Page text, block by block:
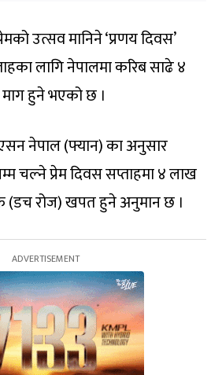
उत्सव मानिने ‘प्रणय दिवस’
लागि नेपालमा करिब साढे ४
हुने भएको छ ।
नेपाल (फ्यान) का अनुसार
चल्ने प्रेम दिवस सप्ताहमा ४ लाख
(डच रोज) खपत हुने अनुमान छ ।